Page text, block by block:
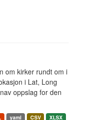
om kirker rundt om i
i Lat, Long
oppslag for den
yaml CSV
XLSX